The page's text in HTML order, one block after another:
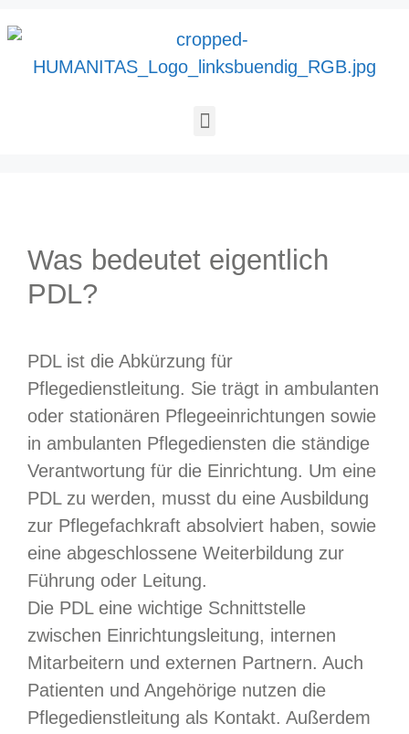
Was bedeutet eigentlich
PDL?
PDL ist die Abkürzung für
Pflegedienstleitung. Sie trägt in ambulanten
oder stationären Pflegeeinrichtungen sowie
in ambulanten Pflegediensten die ständige
Verantwortung für die Einrichtung. Um eine
PDL zu werden, musst du eine Ausbildung
zur Pflegefachkraft absolviert haben, sowie
eine abgeschlossene Weiterbildung zur
Führung oder Leitung.
Die PDL eine wichtige Schnittstelle
zwischen Einrichtungsleitung, internen
Mitarbeitern und externen Partnern. Auch
Patienten und Angehörige nutzen die
Pflegedienstleitung als Kontakt. Außerdem